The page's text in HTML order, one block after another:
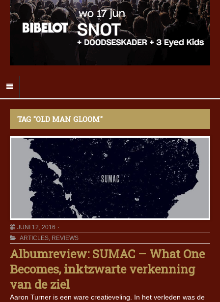
TAG "OLD MAN GLOOM"
JUNI 12, 2016
ARTICLES, REVIEWS
Albumreview: SUMAC – What One
Becomes, inktzwarte verkenning
van de ziel
Aaron Turner is een ware creatieveling. In het verleden was de